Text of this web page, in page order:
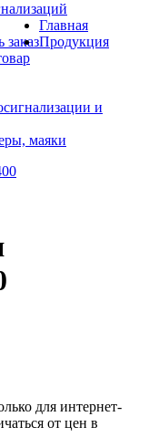
Главная
Продукция
и
маяки
для интернет-
от цен в